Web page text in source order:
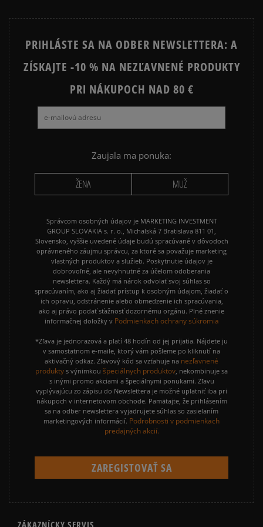
Ako zhromažďujeme recenzie?
Recenzie zákazníkov
PRIHLÁSTE SA NA ODBER NEWSLETTERA: A
ZÍSKAJTE -10 % NA NEZĽAVNENÉ PRODUKTY
PRI NÁKUPOCH NAD 80 €
Zaujala ma ponuka:
ŽENA MUŽ
Správcom osobných údajov je MARKETING INVESTMENT
GROUP SLOVAKIA s. r. o., Michalská 7 Bratislava 811 01,
Slovensko, vyššie uvedené údaje budú spracúvané v dôvodoch
oprávneného záujmu správcu, za ktoré sa považuje marketing
vlastných produktov a služieb. Poskytnutie údajov je
dobrovoľné, ale nevyhnutné za účelom odoberania
newslettera. Každý má nárok odvolať svoj súhlas so
spracúvaním, ako aj žiadať prístup k osobným údajom, žiadať o
ich opravu, odstránenie alebo obmedzenie ich spracúvania,
ako aj právo podať sťažnosť dozornému orgánu. Plné znenie
informačnej doložky v Podmienkach ochrany súkromia
*Zľava je jednorazová a platí 48 hodín od jej prijatia. Nájdete ju
v samostatnom e-maile, ktorý vám pošleme po kliknutí na
aktivačný odkaz. Zľavový kód sa vzťahuje na nezľavnené
produkty s výnimkou špeciálnych produktov, nekombinuje sa
s inými promo akciami a špeciálnymi ponukami. Zľavu
vyplývajúcu zo zápisu do Newslettera je možné uplatniť iba pri
nákupoch v internetovom obchode. Pamätajte, že prihlásením
sa na odber newslettera vyjadrujete súhlas so zasielaním
marketingových informácií. Podrobnosti v podmienkach
predajných akcií.